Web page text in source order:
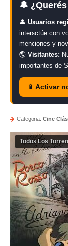
🔔
👤 Usuarios
interactúe con
menciones y
🌎 Visitantes:
importantes de
📱 Activar
Categoria: Cine
Todos Los